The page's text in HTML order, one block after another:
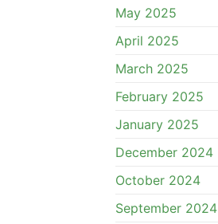
May 2025
April 2025
March 2025
February 2025
January 2025
December 2024
October 2024
September 2024